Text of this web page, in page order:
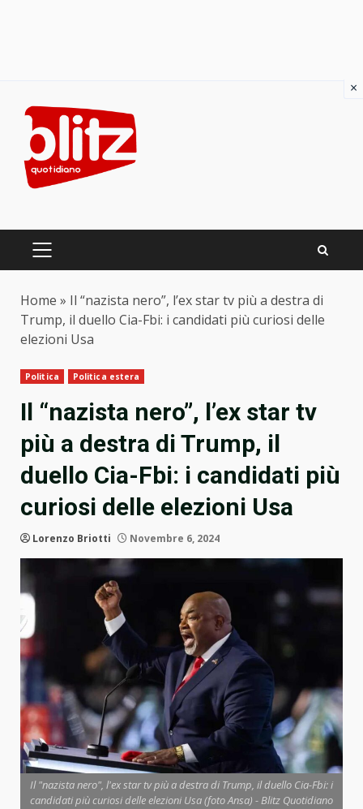
content
PRIMARY
Home » Il “nazista nero”, l’ex star tv più a destra di
Trump, il duello Cia-Fbi: i candidati più curiosi delle
elezioni Usa
Politica Politica estera
Il “nazista nero”, l’ex star tv
più a destra di Trump, il
duello Cia-Fbi: i candidati più
curiosi delle elezioni Usa
Lorenzo Briotti Novembre 6, 2024
Il "nazista nero", l'ex star tv più a destra di Trump, il duello Cia-Fbi: i
candidati più curiosi delle elezioni Usa (foto Ansa) - Blitz Quotidiano
×